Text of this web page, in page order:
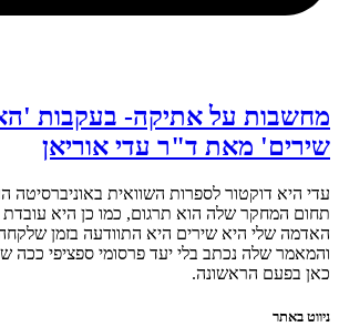
מחשבות על אתיקה- בעקבות
שירים' מאת ד"ר עדי אוריאן
עדי היא דוקטור לספרות השוואית באוניברסיטה
תחום המחקר שלה הוא תרגום, כמו כן היא עובדת
האדמה שלי היא שירים היא התוודעה בזמן
והמאמר שלה נכתב בלי יעד פרסומי ספציפי ככה
כאן בפעם הראשונה.
ניווט באתר